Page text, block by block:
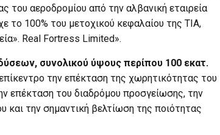
του αεροδρομίου από την αλβανική εταιρεία
το 100% του μετοχικού κεφαλαίου της TIA,
Real Fortress Limited».
συνολικού ύψους περίπου 100 εκατ.
την επέκταση της χωρητικότητας του
επέκταση του διαδρόμου προσγείωσης, την
την σημαντική βελτίωση της ποιότητας